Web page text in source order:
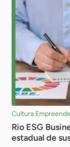
Cultura
Rio ESG
estadual de